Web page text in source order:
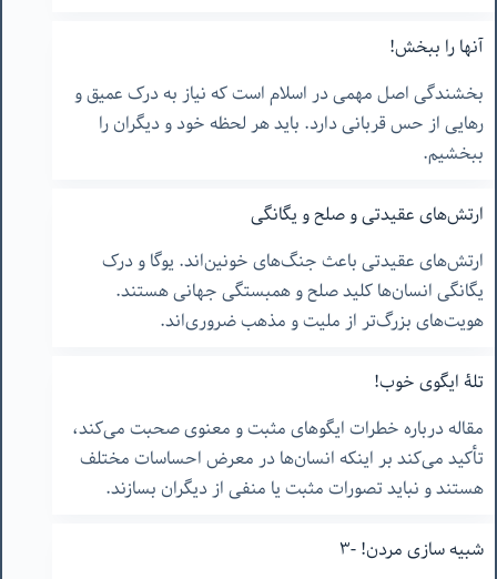
آنها را ببخش!
بخشندگی اصل مهمی در اسلام است که نیاز به درک عمیق و
رهایی از حس قربانی دارد. باید هر لحظه خود و دیگران را
ببخشیم.
ارتش‌های عقیدتی و صلح و یگانگی
ارتش‌های عقیدتی باعث جنگ‌های خونین‌اند. یوگا و درک
یگانگی انسان‌ها کلید صلح و همبستگی جهانی هستند.
هویت‌های بزرگ‌تر از ملیت و مذهب ضروری‌اند.
تلۀ ایگوی خوب!
مقاله درباره خطرات ایگوهای مثبت و معنوی صحبت می‌کند،
تأکید می‌کند بر اینکه انسان‌ها در معرض احساسات مختلف
هستند و نباید تصورات مثبت یا منفی از دیگران بسازند.
شبیه سازی مردن! -٣